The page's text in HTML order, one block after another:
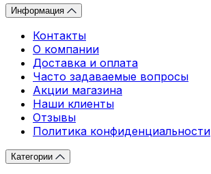
Информация
Контакты
О компании
Доставка и оплата
Часто задаваемые вопросы
Акции магазина
Наши клиенты
Отзывы
Политика конфиденциальности
Категории